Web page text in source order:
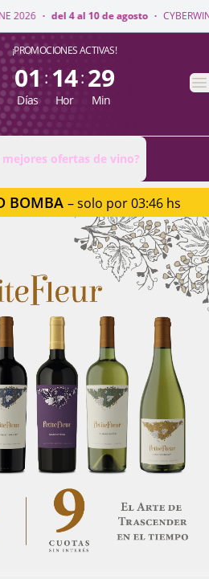
· CYBERWINE 2026 · del 4 al 10 de
¡PROMOCIONES ACTIVAS!
01
Días
: 14
Hor
: 29
Min
ofertas de vino?
BOMBA – solo por 03:46 hs